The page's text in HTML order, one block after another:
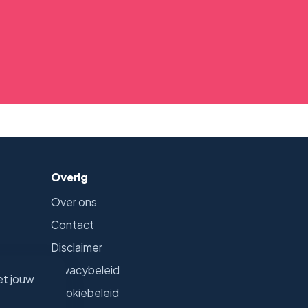
Overig
Over ons
Contact
Disclaimer
Privacybeleid
Cookiebeleid
jouw